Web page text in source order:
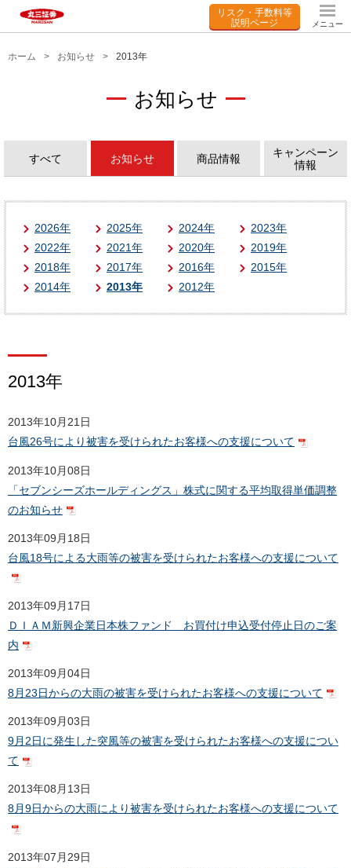
リスク・手数料等
説明ページ メニュー
ホーム お知らせ 2013年
お知らせ
すべて お知らせ 商品情報
キャンペーン
情報
2026年 2025年 2024年
2023年
2022年
2021年 2020年
2019年
2018年
2017年 2016年
2015年
2014年
2013年 2012年
2013年
2013年10月21日
台風26号により被害を受けられたお客様への支援について
2013年10月08日
「セブンシーズホールディングス」株式に関する平均取得単価調整
のお知らせ
2013年09月18日
台風18号による大雨等の被害を受けられたお客様への支援について
2013年09月17日
ＤＩＡＭ新興企業日本株ファンド お買付け申込受付停止日のご案
内
2013年09月04日
8月23日からの大雨の被害を受けられたお客様への支援について
2013年09月03日
9月2日に発生した突風等の被害を受けられたお客様への支援につい
て
2013年08月13日
8月9日からの大雨により被害を受けられたお客様への支援について
2013年07月29日